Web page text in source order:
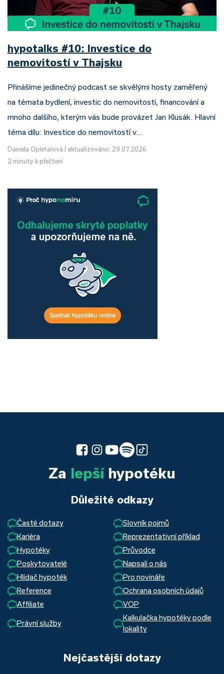
hypotalks #10: Investice do
nemovitostí v Thajsku
Přinášíme jedinečný podcast se skvělými hosty zaměřený
na témata bydlení, investic do nemovitostí, financování a
mnoho dalšího, kterým vás bude provázet Jan Klusák. Hlavní
téma dílu: Investice do nemovitostí v…
Daniela Opletalová
aktualizováno: 29.07.2026
2 minuty k přečtení
Za lepšíhypotéku
Důležité odkazy
Časté dotazy
Slovník pojmů
Kariéra
Reprezentativní příklad
Hypotéky
Průvodce
Poskytovatelé
Napsali o nás
Hlídač hypoték
Pro novináře
Reference
Ochrana osobních údajů
Affiliate
VOP
Právní služby
Kalkulačka hypotéky podle
lokality
Nejčastější dotazy